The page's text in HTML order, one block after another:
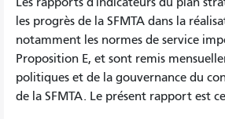
les progrès de la SFMTA dans la
notamment les normes de service
Proposition E, et sont remis
politiques et de la gouvernance du
de la SFMTA. Le présent rapport est